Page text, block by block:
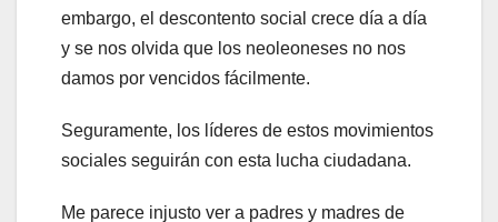
embargo, el descontento social crece día a día
y se nos olvida que los neoleoneses no nos
damos por vencidos fácilmente.
Seguramente, los líderes de estos movimientos
sociales seguirán con esta lucha ciudadana.
Me parece injusto ver a padres y madres de